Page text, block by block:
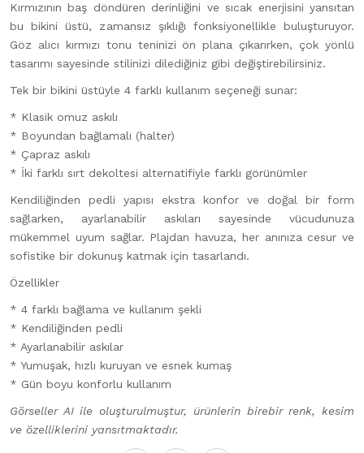
₺1.249,00.
₺1.099,00.
Kırmızının baş döndüren derinliğini ve sıcak enerjisini yansıtan
bu bikini üstü, zamansız şıklığı fonksiyonellikle buluşturuyor.
Göz alıcı kırmızı tonu teninizi ön plana çıkarırken, çok yönlü
tasarımı sayesinde stilinizi dilediğiniz gibi değiştirebilirsiniz.
Tek bir bikini üstüyle 4 farklı kullanım seçeneği sunar:
* Klasik omuz askılı
* Boyundan bağlamalı (halter)
* Çapraz askılı
* İki farklı sırt dekoltesi alternatifiyle farklı görünümler
Kendiliğinden pedli yapısı ekstra konfor ve doğal bir form
sağlarken, ayarlanabilir askıları sayesinde vücudunuza
mükemmel uyum sağlar. Plajdan havuza, her anınıza cesur ve
sofistike bir dokunuş katmak için tasarlandı.
Özellikler
* 4 farklı bağlama ve kullanım şekli
* Kendiliğinden pedli
* Ayarlanabilir askılar
* Yumuşak, hızlı kuruyan ve esnek kumaş
* Gün boyu konforlu kullanım
Görseller AI ile oluşturulmuştur, ürünlerin birebir renk, kesim
ve özelliklerini yansıtmaktadır.